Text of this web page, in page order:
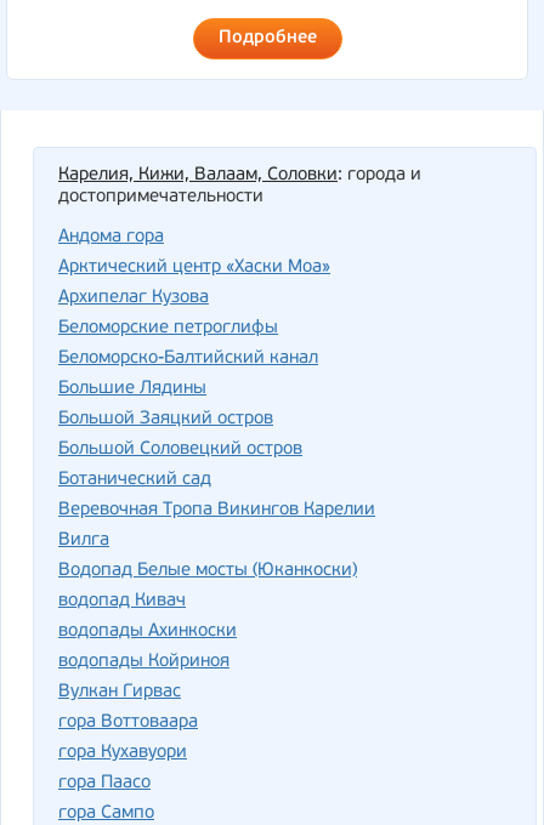
Подробнее
Карелия, Кижи, Валаам, Соловки: города и
достопримечательности
Андома гора
Арктический центр «Хаски Моа»
Архипелаг Кузова
Беломорские петроглифы
Беломорско-Балтийский канал
Большие Лядины
Большой Заяцкий остров
Большой Соловецкий остров
Ботанический сад
Веревочная Тропа Викингов Карелии
Вилга
Водопад Белые мосты (Юканкоски)
водопад Кивач
водопады Ахинкоски
водопады Койриноя
Вулкан Гирвас
гора Воттоваара
гора Кухавуори
гора Паасо
гора Сампо